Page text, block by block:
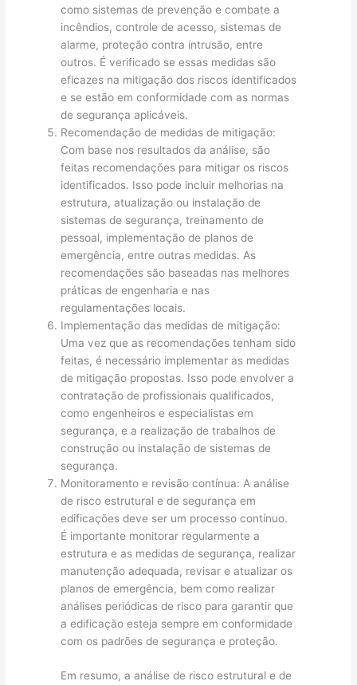
como sistemas de prevenção e combate a
incêndios, controle de acesso, sistemas de
alarme, proteção contra intrusão, entre
outros. É verificado se essas medidas são
eficazes na mitigação dos riscos identificados
e se estão em conformidade com as normas
de segurança aplicáveis.
Recomendação de medidas de mitigação:
Com base nos resultados da análise, são
feitas recomendações para mitigar os riscos
identificados. Isso pode incluir melhorias na
estrutura, atualização ou instalação de
sistemas de segurança, treinamento de
pessoal, implementação de planos de
emergência, entre outras medidas. As
recomendações são baseadas nas melhores
práticas de engenharia e nas
regulamentações locais.
Implementação das medidas de mitigação:
Uma vez que as recomendações tenham sido
feitas, é necessário implementar as medidas
de mitigação propostas. Isso pode envolver a
contratação de profissionais qualificados,
como engenheiros e especialistas em
segurança, e a realização de trabalhos de
construção ou instalação de sistemas de
segurança.
Monitoramento e revisão contínua: A análise
de risco estrutural e de segurança em
edificações deve ser um processo contínuo.
É importante monitorar regularmente a
estrutura e as medidas de segurança, realizar
manutenção adequada, revisar e atualizar os
planos de emergência, bem como realizar
análises periódicas de risco para garantir que
a edificação esteja sempre em conformidade
com os padrões de segurança e proteção.
Em resumo, a análise de risco estrutural e de